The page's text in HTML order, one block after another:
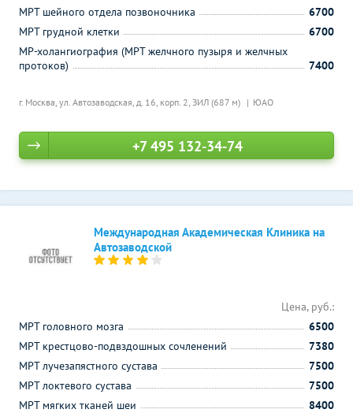
г. Москва, ул. Автозаводская, д. 16, корп. 2, ЗИЛ (687 м) ЮАО
МРТ шейного отдела позвоночника
6700
МРТ грудной клетки
6700
МР-холангиография (МРТ желчного пузыря и желчных
протоков)
7400
+7 495 132-34-74
Международная Академическая Клиника на
Автозаводской
Цена, руб.:
МРТ головного мозга
6500
МРТ крестцово-подвздошных сочленений
7380
МРТ лучезапястного сустава
7500
МРТ локтевого сустава
7500
МРТ мягких тканей шеи
8400